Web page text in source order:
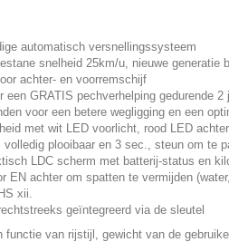
automatisch versnellingssysteem
snelheid 25km/u, nieuwe
achter- en voorremschijf
GRATIS pechverhelping gedurende
voor een betere wegligging en een
met wit LED voorlicht, rood LED
plooibaar en 3 sec., steun om te
LDC scherm met batterij-status en
EN achter om spatten te vermijden
xii.
geïntegreerd via de sleutel
van rijstijl, gewicht van de